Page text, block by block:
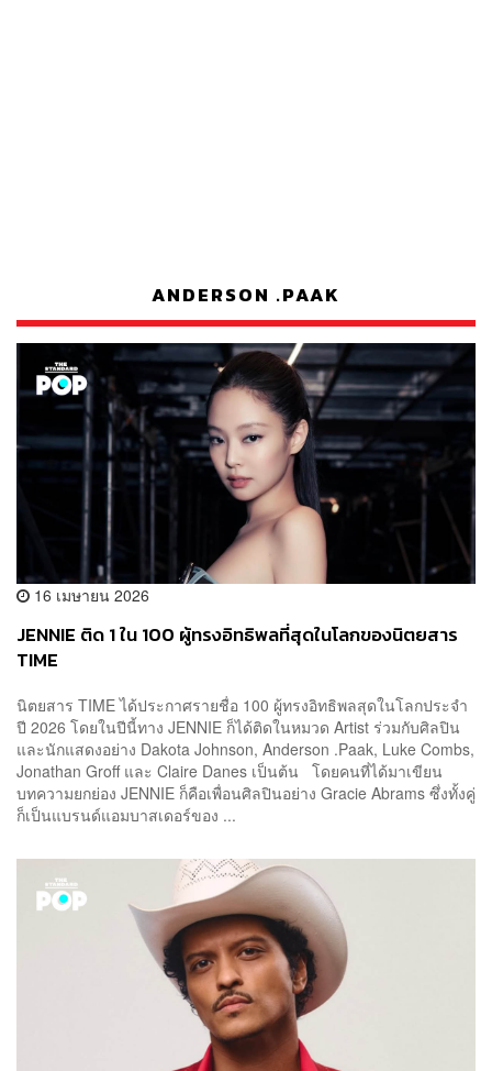
ANDERSON .PAAK
16 เมษายน 2026
JENNIE ติด 1 ใน 100 ผู้ทรงอิทธิพลที่สุดในโลกของนิตยสาร
TIME
นิตยสาร TIME ได้ประกาศรายชื่อ 100 ผู้ทรงอิทธิพลสุดในโลกประจำ
ปี 2026 โดยในปีนี้ทาง JENNIE ก็ได้ติดในหมวด Artist ร่วมกับศิลปิน
และนักแสดงอย่าง Dakota Johnson, Anderson .Paak, Luke Combs,
Jonathan Groff และ Claire Danes เป็นต้น โดยคนที่ได้มาเขียน
บทความยกย่อง JENNIE ก็คือเพื่อนศิลปินอย่าง Gracie Abrams ซึ่งทั้งคู่
ก็เป็นแบรนด์แอมบาสเดอร์ของ ...